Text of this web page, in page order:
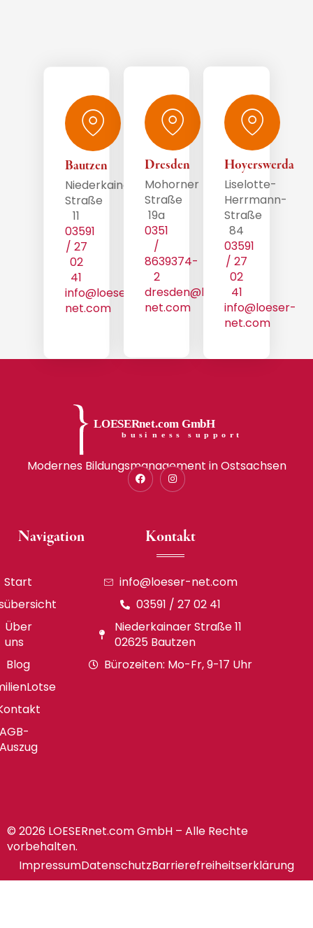
Bautzen
Niederkainaer
Straße
11
03591
/ 27
02
41
info@loeser-
net.com
Dresden
Mohorner
Straße
19a
0351
/
8639374-
2
dresden@loeser-
net.com
Hoyerswerda
Liselotte-
Herrmann-
Straße
84
03591
/ 27
02
41
info@loeser-
net.com
Modernes Bildungsmanagement in Ostsachsen
Navigation
Start
Über
uns
Blog
Kontakt
info@loeser-net.com
03591 / 27 02 41
Niederkainaer Straße 11
02625 Bautzen
Bürozeiten: Mo-Fr, 9-17 Uhr
© 2026 LOESERnet.com GmbH – Alle Rechte
vorbehalten.
ImpressumDatenschutzBarrierefreiheitserklärung